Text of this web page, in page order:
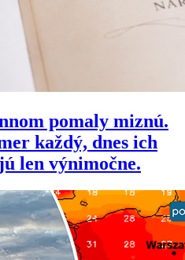
pomaly miznú.
každý, dnes ich
len výnimočne.